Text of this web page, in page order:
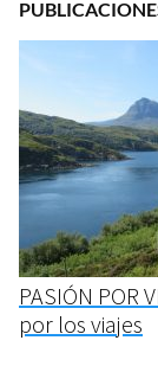
PASIÓN POR
por los viajes